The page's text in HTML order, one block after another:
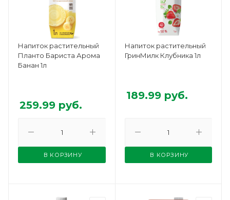
Напиток растительный
Планто Бариста Арома
Банан 1л
259.99 руб.
В КОРЗИНУ
Напиток растительный
ГринМилк Клубника 1л
189.99руб.
В КОРЗИНУ